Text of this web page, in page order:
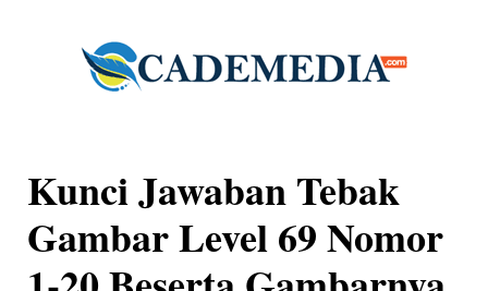
Kunci Jawaban Tebak
Gambar Level 69 Nomor